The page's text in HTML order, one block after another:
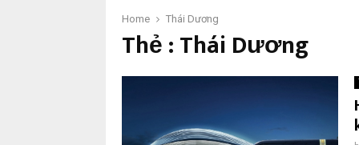
Home Thái Dương
Thẻ : Thái Dương